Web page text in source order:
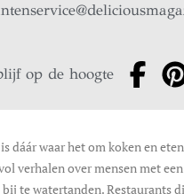
op de hoogte
dáár waar het om koken en
verhalen over mensen met
te watertanden. Restaurants